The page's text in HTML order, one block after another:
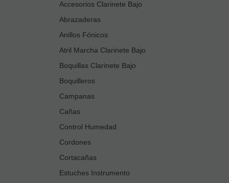
Accesorios Clarinete Bajo
Abrazaderas
Anillos Fónicos
Atril Marcha Clarinete Bajo
Boquillas Clarinete Bajo
Boquilleros
Campanas
Cañas
Control Humedad
Cordones
Cortacañas
Estuches Instrumento